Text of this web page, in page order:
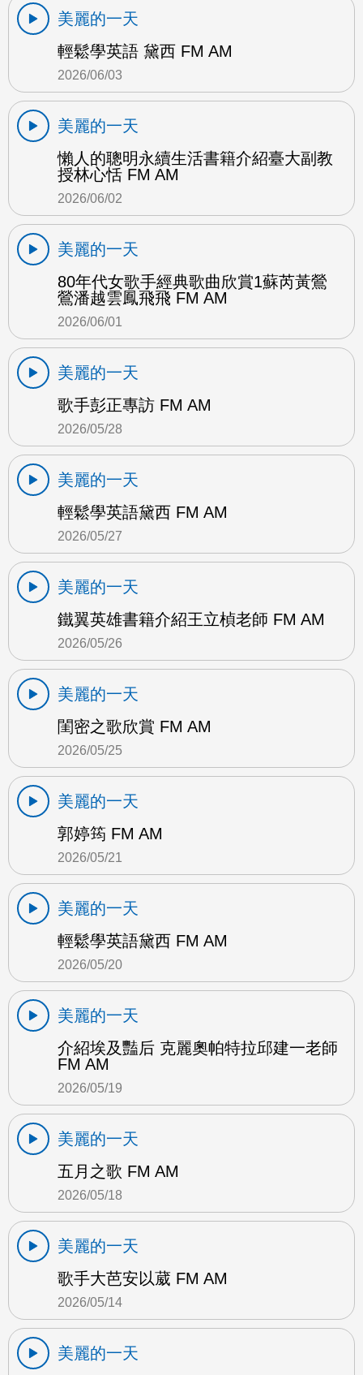
美麗的一天
輕鬆學英語 黛西 FM AM
2026/06/03
美麗的一天
懶人的聰明永續生活書籍介紹臺大副教
授林心恬 FM AM
2026/06/02
美麗的一天
80年代女歌手經典歌曲欣賞1蘇芮黃鶯
鶯潘越雲鳳飛飛 FM AM
2026/06/01
美麗的一天
歌手彭正專訪 FM AM
2026/05/28
美麗的一天
輕鬆學英語黛西 FM AM
2026/05/27
美麗的一天
鐵翼英雄書籍介紹王立楨老師 FM AM
2026/05/26
美麗的一天
閨密之歌欣賞 FM AM
2026/05/25
美麗的一天
郭婷筠 FM AM
2026/05/21
美麗的一天
輕鬆學英語黛西 FM AM
2026/05/20
美麗的一天
介紹埃及豔后 克麗奧帕特拉邱建一老師
FM AM
2026/05/19
美麗的一天
五月之歌 FM AM
2026/05/18
美麗的一天
歌手大芭安以葳 FM AM
2026/05/14
美麗的一天